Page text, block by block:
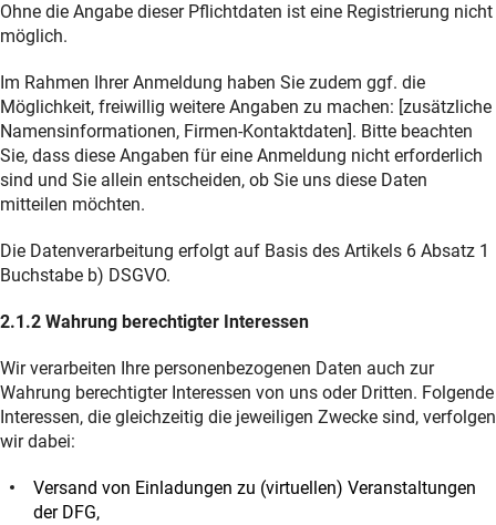
Ohne die Angabe dieser Pflichtdaten ist eine Registrierung nicht
möglich.
Im Rahmen Ihrer Anmeldung haben Sie zudem ggf. die
Möglichkeit, freiwillig weitere Angaben zu machen: [zusätzliche
Namensinformationen, Firmen-Kontaktdaten]. Bitte beachten
Sie, dass diese Angaben für eine Anmeldung nicht erforderlich
sind und Sie allein entscheiden, ob Sie uns diese Daten
mitteilen möchten.
Die Datenverarbeitung erfolgt auf Basis des Artikels 6 Absatz 1
Buchstabe b) DSGVO.
2.1.2 Wahrung berechtigter Interessen
Wir verarbeiten Ihre personenbezogenen Daten auch zur
Wahrung berechtigter Interessen von uns oder Dritten. Folgende
Interessen, die gleichzeitig die jeweiligen Zwecke sind, verfolgen
wir dabei:
Versand von Einladungen zu (virtuellen) Veranstaltungen
der DFG,